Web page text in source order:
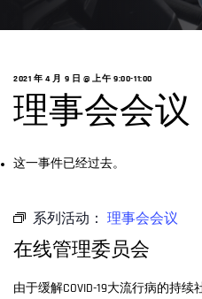
2021 年 4 月 9 日 @ 上午 9:00-11:00
理事会会议
这一事件已经过去。
系列活动： 理事会会议
在线管理委员会
由于缓解COVID-19大流行病的持